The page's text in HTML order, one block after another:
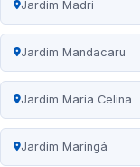
Jardim Madri
Jardim Mandacaru
Jardim Maria Celina
Jardim Maringá